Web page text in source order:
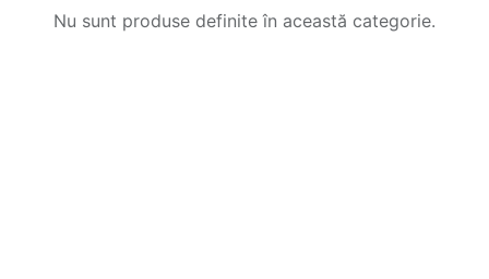
Nu sunt produse definite în această categorie.